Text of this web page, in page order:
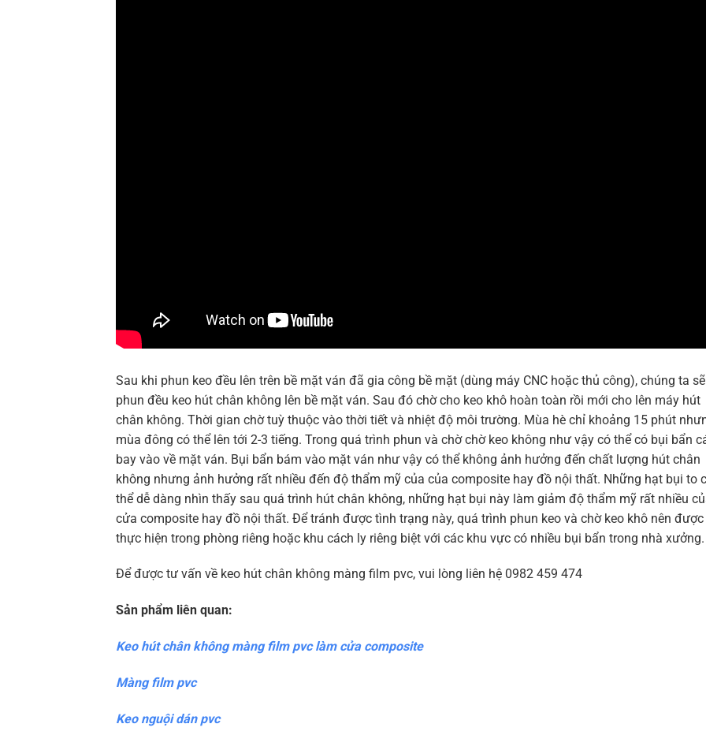
Sau khi phun keo đều lên trên bề mặt ván đã gia công bề mặt (dùng máy CNC hoặc thủ công), chúng ta sẽ
phun đều keo hút chân không lên bề mặt ván. Sau đó chờ cho keo khô hoàn toàn rồi mới cho lên máy hút
chân không. Thời gian chờ tuỳ thuộc vào thời tiết và nhiệt độ môi trường. Mùa hè chỉ khoảng 15 phút
mùa đông có thể lên tới 2-3 tiếng. Trong quá trình phun và chờ chờ keo không như vậy có thể có bụi bẩn
bay vào về mặt ván. Bụi bẩn bám vào mặt ván như vậy có thể không ảnh hưởng đến chất lượng hút chân
không nhưng ảnh hưởng rất nhiều đến độ thẩm mỹ của của composite hay đồ nội thất. Những hạt bụi to
thể dễ dàng nhìn thấy sau quá trình hút chân không, những hạt bụi này làm giảm độ thẩm mỹ rất nhiều
cửa composite hay đồ nội thất. Để tránh được tình trạng này, quá trình phun keo và chờ keo khô nên được
thực hiện trong phòng riêng hoặc khu cách ly riêng biệt với các khu vực có nhiều bụi bẩn trong nhà xưởng.
Để được tư vấn về keo hút chân không màng film pvc, vui lòng liên hệ 0982 459 474
Sản phẩm liên quan:
Keo hút chân không màng film pvc làm cửa composite
Màng film pvc
Keo nguội dán pvc